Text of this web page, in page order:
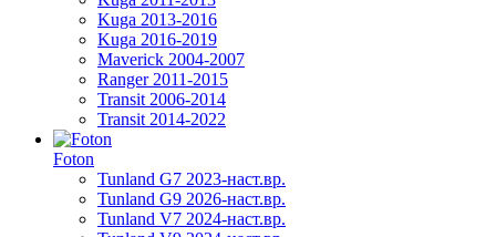
Kuga 2013-2016
Kuga 2016-2019
Maverick 2004-2007
Ranger 2011-2015
Transit 2006-2014
Transit 2014-2022
Foton
Tunland G7 2023-наст.вр.
Tunland G9 2026-наст.вр.
Tunland V7 2024-наст.вр.